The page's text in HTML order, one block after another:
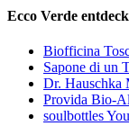
Ecco Verde
Biofficina
Sapone di un
Dr. Hauschka
Provida Bio-
soulbottles